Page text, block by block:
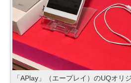
「APlay」（エープレイ）のUQオリ